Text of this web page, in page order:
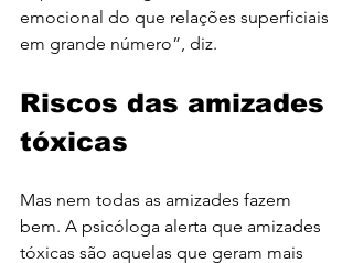
emocional do que relações superficiais
em grande número”, diz.
Riscos das amizades
tóxicas
Mas nem todas as amizades fazem
bem. A psicóloga alerta que amizades
tóxicas são aquelas que geram mais